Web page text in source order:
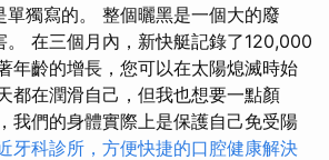
單獨寫的。 整個曬黑是一個大的廢
。 在三個月內，新快艇記錄了120,000
年齡的增長，您可以在太陽熄滅時始
都在潤滑自己，但我也想要一點顏
我們的身體實際上是保護自己免受陽
牙科診所，方便快捷的口腔健康解決